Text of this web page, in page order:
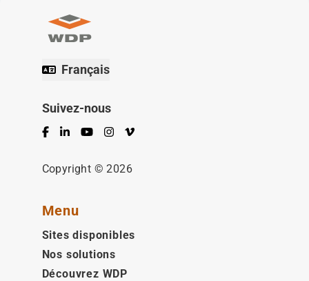
Français
Suivez-nous
Facebook
LinkedInYouTubeInstagram
Vimeo
Copyright © 2026
Menu
Sites disponibles
Nos solutions
Découvrez WDP